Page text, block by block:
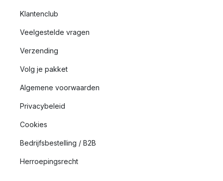
Klantenclub
Veelgestelde vragen
Verzending
Volg je pakket
Algemene voorwaarden
Privacybeleid
Cookies
Bedrijfsbestelling / B2B
Herroepingsrecht